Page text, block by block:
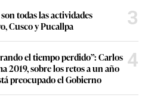
todas las actividades
Cusco y Pucallpa
3
el tiempo perdido”: Carlos
2019, sobre los retos a un año
preocupado el Gobierno
4